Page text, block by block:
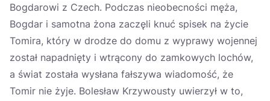
Bogdarowi z Czech. Podczas nieobecności męża,
Bogdar i samotna żona zaczęli knuć spisek na życie
Tomira, który w drodze do domu z wyprawy wojennej
został napadnięty i wtrącony do zamkowych lochów,
a świat została wysłana fałszywa wiadomość, że
Tomir nie żyje. Bolesław Krzywousty uwierzył w to,